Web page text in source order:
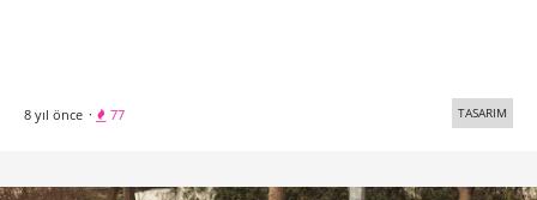
8 yıl önce · 77 TASARIM